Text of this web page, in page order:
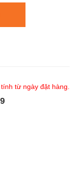
từ ngày đặt hàng.